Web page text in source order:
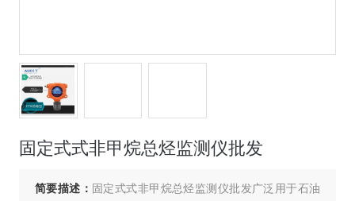
固定式式非甲烷总烃监测仪批发
简要描述： 固定式式非甲烷总烃监测仪批发广泛用于石油